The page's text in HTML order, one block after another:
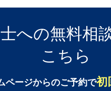
への無料相
こちら
ページからのご予約で初